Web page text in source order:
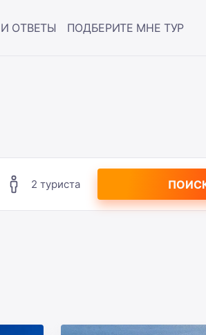
ОТВЕТЫ ПОДБЕРИТЕ МНЕ ТУР
2 туриста